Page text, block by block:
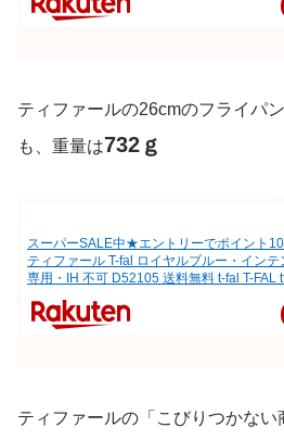
ティファールの26cmのフライパ
も、重量は732ｇ
スーパーSALE中★エントリーでポイント10
ティファール T-fal ロイヤルブルー・イン
専用・IH 不可 D52105 送料無料 t-fal T-FAL
ティファールの「こびりつかな